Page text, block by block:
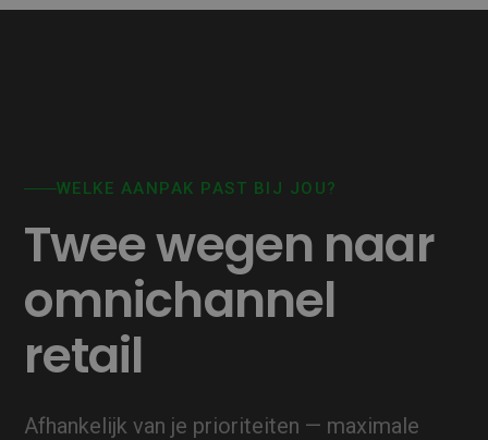
WELKE AANPAK PAST BIJ JOU?
Twee wegen naar
omnichannel
retail
Afhankelijk van je prioriteiten — maximale